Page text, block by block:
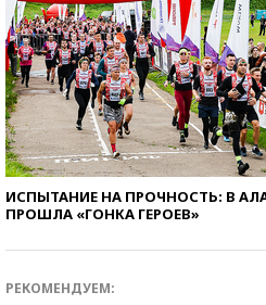
ИСПЫТАНИЕ НА ПРОЧНОСТЬ: В
ПРОШЛА «ГОНКА ГЕРОЕВ»
РЕКОМЕНДУЕМ: